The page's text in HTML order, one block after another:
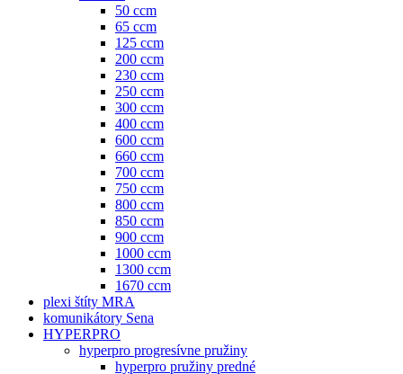
50 ccm
65 ccm
125 ccm
200 ccm
230 ccm
250 ccm
300 ccm
400 ccm
600 ccm
660 ccm
700 ccm
750 ccm
800 ccm
850 ccm
900 ccm
1000 ccm
1300 ccm
1670 ccm
plexi štíty MRA
komunikátory Sena
HYPERPRO
hyperpro progresívne pružiny
hyperpro pružiny predné